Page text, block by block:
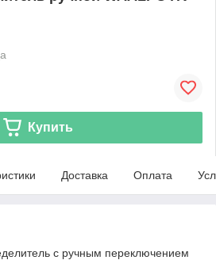
Купить
Доставка Оплата
с ручным переключением